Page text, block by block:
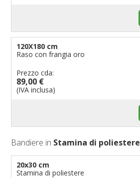
120X180 cm
Raso con frangia oro
Prezzo cda:
89,00 €
(IVA inclusa)
Bandiere in Stamina di poliestere
20x30 cm
Stamina di poliestere